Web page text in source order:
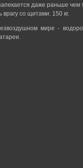
даже раньше чем
со щитами. 150 кг.
мире -